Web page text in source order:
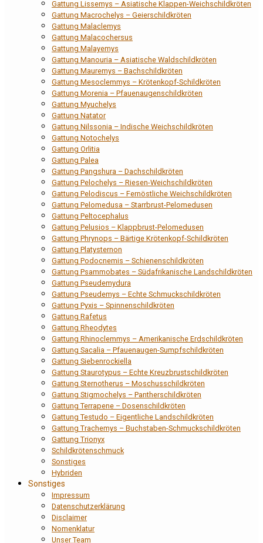
Gattung Lissemys – Asiatische Klappen-Weichschildkröten
Gattung Macrochelys – Geierschildkröten
Gattung Malaclemys
Gattung Malacochersus
Gattung Malayemys
Gattung Manouria – Asiatische Waldschildkröten
Gattung Mauremys – Bachschildkröten
Gattung Mesoclemmys – Krötenkopf-Schildkröten
Gattung Morenia – Pfauenaugenschildkröten
Gattung Myuchelys
Gattung Natator
Gattung Nilssonia – Indische Weichschildkröten
Gattung Notochelys
Gattung Orlitia
Gattung Palea
Gattung Pangshura – Dachschildkröten
Gattung Pelochelys – Riesen-Weichschildkröten
Gattung Pelodiscus – Fernöstliche Weichschildkröten
Gattung Pelomedusa – Starrbrust-Pelomedusen
Gattung Peltocephalus
Gattung Pelusios – Klappbrust-Pelomedusen
Gattung Phrynops – Bärtige Krötenkopf-Schildkröten
Gattung Platysternon
Gattung Podocnemis – Schienenschildkröten
Gattung Psammobates – Südafrikanische Landschildkröten
Gattung Pseudemydura
Gattung Pseudemys – Echte Schmuckschildkröten
Gattung Pyxis – Spinnenschildkröten
Gattung Rafetus
Gattung Rheodytes
Gattung Rhinoclemmys – Amerikanische Erdschildkröten
Gattung Sacalia – Pfauenaugen-Sumpfschildkröten
Gattung Siebenrockiella
Gattung Staurotypus – Echte Kreuzbrustschildkröten
Gattung Sternotherus – Moschusschildkröten
Gattung Stigmochelys – Pantherschildkröten
Gattung Terrapene – Dosenschildkröten
Gattung Testudo – Eigentliche Landschildkröten
Gattung Trachemys – Buchstaben-Schmuckschildkröten
Gattung Trionyx
Schildkrötenschmuck
Sonstiges
Hybriden
Sonstiges
Impressum
Datenschutzerklärung
Disclaimer
Nomenklatur
Unser Team